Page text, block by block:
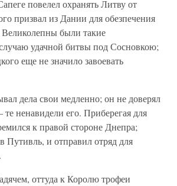
повелел охранять Литву от
призвал из Дании для обезпечения
были такие
удачной битвы под Сосновкою;
еще не значило завоевать
дела свои медленно; он не доверял
ненавидели его. Приберегая для
к правой стороне Днепра;
Путивль, и отправил отряд для
оттуда к Королю трофеи